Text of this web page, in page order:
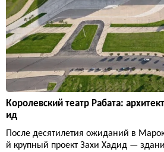
Королевский театр Рабата:
ид
После десятилетия ожиданий в
й крупный проект Захи Хадид —